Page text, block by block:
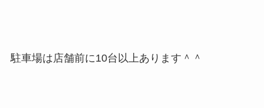
駐車場は店舗前に10台以上あります＾＾